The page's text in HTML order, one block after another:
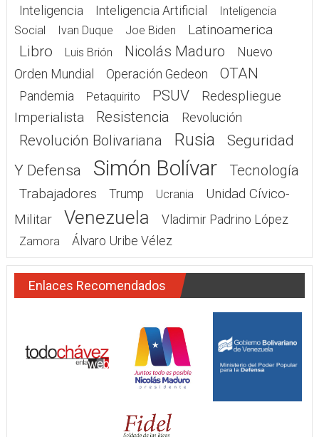
Inteligencia Inteligencia Artificial
Inteligencia
Social
Ivan Duque Joe Biden Latinoamerica
Libro Luis Brión Nicolás Maduro
Nuevo
Orden Mundial
Operación Gedeon OTAN
Pandemia Petaquirito PSUV
Redespliegue
Imperialista
Resistencia Revolución
Revolución Bolivariana Rusia
Seguridad
Y Defensa
Simón Bolívar Tecnología
Trabajadores Trump Ucrania
Unidad Cívico-
Militar
Venezuela Vladimir Padrino López
Zamora Álvaro Uribe Vélez
Enlaces Recomendados